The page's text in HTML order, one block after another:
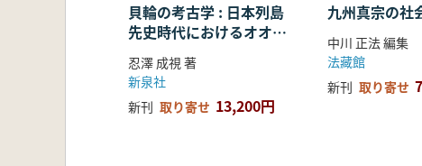
貝輪の考古学 : 日本列島
先史時代におけるオオツ
タノハ製貝輪の研究
忍澤 成視 著
新泉社
新刊 取り寄せ 13,200円
九州真宗の社
中川 正法 編集
法藏館
新刊 取り寄せ